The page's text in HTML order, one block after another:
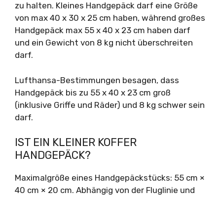
zu halten. Kleines Handgepäck darf eine Größe
von max 40 x 30 x 25 cm haben, während großes
Handgepäck max 55 x 40 x 23 cm haben darf
und ein Gewicht von 8 kg nicht überschreiten
darf.
Lufthansa-Bestimmungen besagen, dass
Handgepäck bis zu 55 x 40 x 23 cm groß
(inklusive Griffe und Räder) und 8 kg schwer sein
darf.
IST EIN KLEINER KOFFER
HANDGEPÄCK?
Maximalgröße eines Handgepäckstücks: 55 cm ×
40 cm × 20 cm. Abhängig von der Fluglinie und